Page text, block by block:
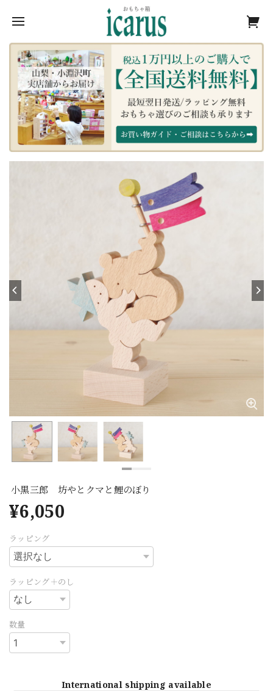
小黒三郎 坊やとクマと鯉のぼり
¥6,050
ラッピング
ラッピング＋のし
数量
International shipping available